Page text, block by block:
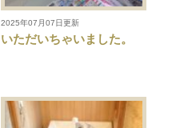
2025年07月07日更新
いただいちゃいました。